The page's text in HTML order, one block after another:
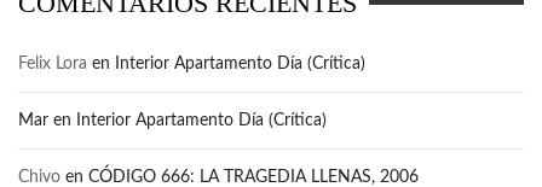
Felix Lora en Interior Apartamento Día (Crítica)
Mar en Interior Apartamento Día (Crítica)
Chivo en CÓDIGO 666: LA TRAGEDIA LLENAS, 2006